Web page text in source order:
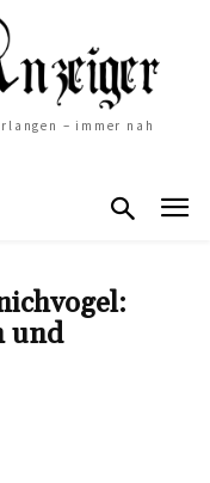
– immer nah
und